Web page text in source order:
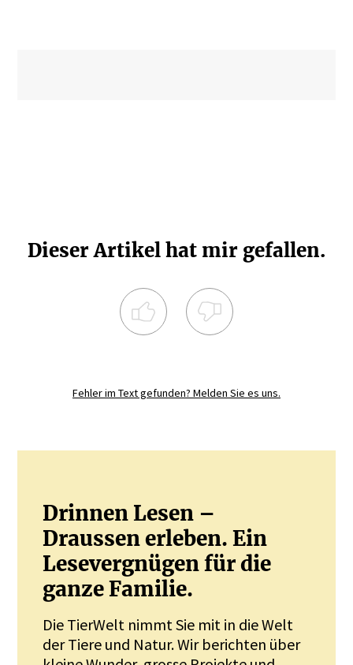
Dieser Artikel hat mir gefallen.
Fehler im Text gefunden? Melden Sie es uns.
Drinnen Lesen –
Draussen erleben. Ein
Lesevergnügen für die
ganze Familie.
Die TierWelt nimmt Sie mit in die Welt
der Tiere und Natur. Wir berichten über